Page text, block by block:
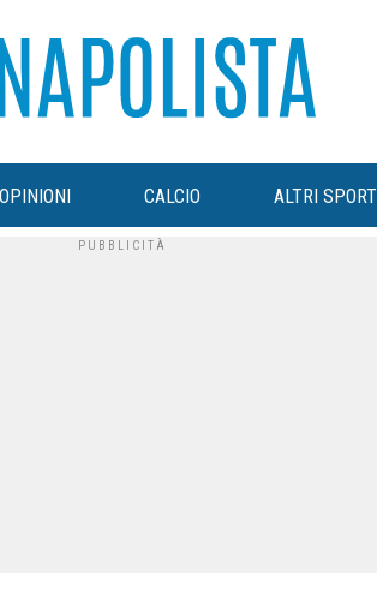
CALCIO ALTRI SPORT